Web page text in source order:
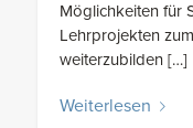
Möglichkeiten für
Lehrprojekten
weiterzubilden […]
Weiterlesen